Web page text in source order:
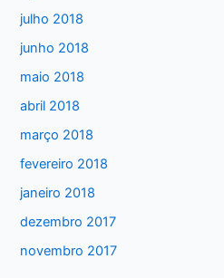
julho 2018
junho 2018
maio 2018
abril 2018
março 2018
fevereiro 2018
janeiro 2018
dezembro 2017
novembro 2017